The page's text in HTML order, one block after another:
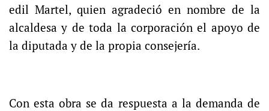
edil Martel, quien agradeció en nombre de la
alcaldesa y de toda la corporación el apoyo de
la diputada y de la propia consejería.
Con esta obra se da respuesta a la demanda de